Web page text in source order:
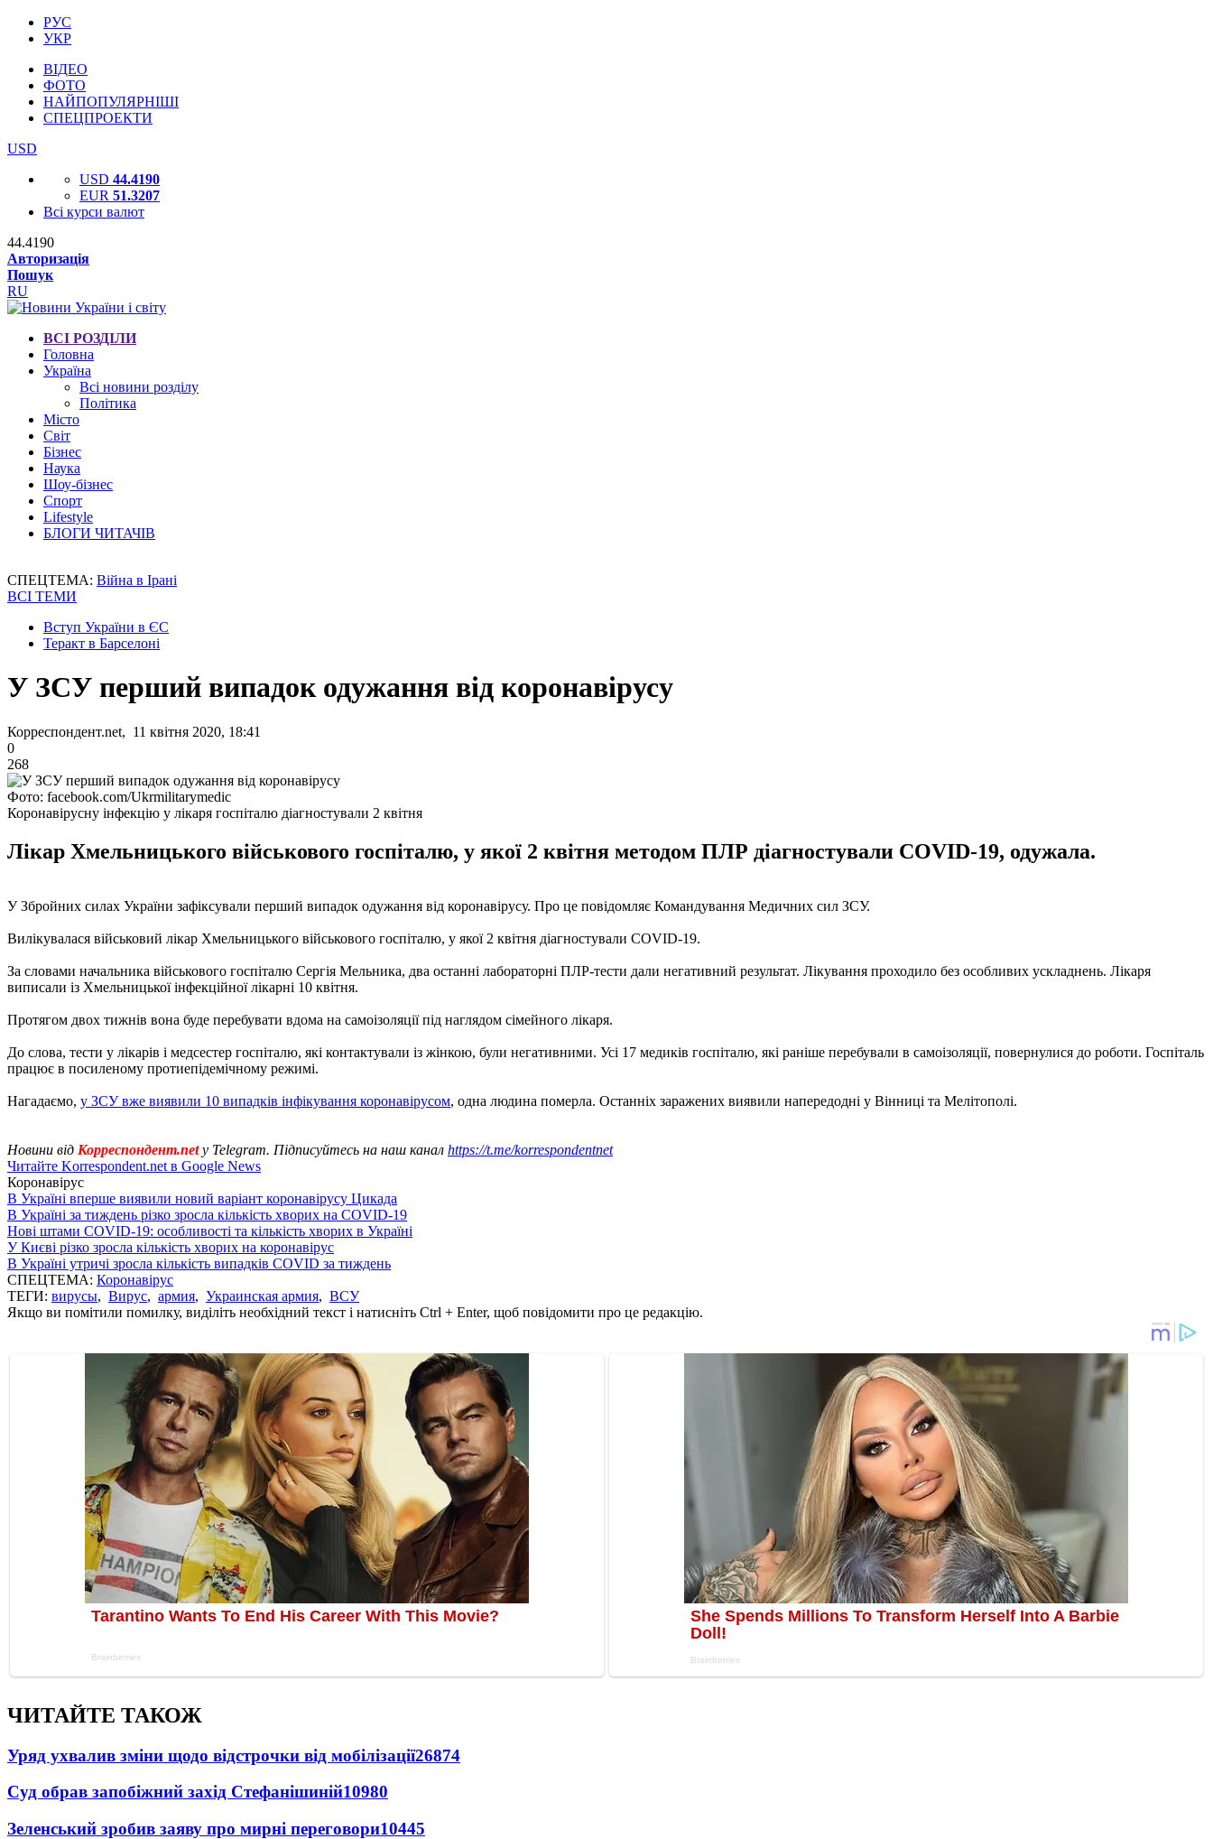
РУС
УКР
ВІДЕО
ФОТО
НАЙПОПУЛЯРНІШІ
СПЕЦПРОЕКТИ
USD
USD 44.4190
EUR 51.3207
Всі курси валют
44.4190
Авторизація
Пошук
RU
ВСІ РОЗДІЛИ
Головна
Україна
Всі новини розділу
Політика
Місто
Світ
Бізнес
Наука
Шоу-бізнес
Спорт
Lifestyle
БЛОГИ ЧИТАЧІВ
СПЕЦТЕМА: Війна в Ірані
ВСІ ТЕМИ
Вступ України в ЄС
Теракт в Барселоні
У ЗСУ перший випадок одужання від коронавірусу
Корреспондент.net, 11 квітня 2020, 18:41
0
268
Фото: facebook.com/Ukrmilitarymedic
Коронавірусну інфекцію у лікаря госпіталю діагностували 2 квітня
Лікар Хмельницького військового госпіталю, у якої 2 квітня методом ПЛР діагностували COVID-19, одужала.
У Збройних силах України зафіксували перший випадок одужання від коронавірусу. Про це повідомляє Командування Медичних сил ЗСУ.
Вилікувалася військовий лікар Хмельницького військового госпіталю, у якої 2 квітня діагностували COVID-19.
За словами начальника військового госпіталю Сергія Мельника, два останні лабораторні ПЛР-тести дали негативний результат. Лікування проходило без особливих ускладнень. Лікаря
виписали із Хмельницької інфекційної лікарні 10 квітня.
Протягом двох тижнів вона буде перебувати вдома на самоізоляції під наглядом сімейного лікаря.
До слова, тести у лікарів і медсестер госпіталю, які контактували із жінкою, були негативними. Усі 17 медиків госпіталю, які раніше перебували в самоізоляції, повернулися до роботи. Госпіталь
працює в посиленому протиепідемічному режимі.
Нагадаємо, у ЗСУ вже виявили 10 випадків інфікування коронавірусом, одна людина померла. Останніх заражених виявили напередодні у Вінниці та Мелітополі.
Новини від Корреспондент.netу Telegram. Підписуйтесь на наш канал https://t.me/korrespondentnet
Читайте Korrespondent.net в Google News
Коронавірус
В Україні вперше виявили новий варіант коронавірусу Цикада
В Україні за тиждень різко зросла кількість хворих на COVID-19
Нові штами COVID-19: особливості та кількість хворих в Україні
У Києві різко зросла кількість хворих на коронавірус
В Україні утричі зросла кількість випадків COVID за тиждень
СПЕЦТЕМА: Коронавірус
ТЕГИ: вирусы, Вирус, армия, Украинская армия, ВСУ
Якщо ви помітили помилку, виділіть необхідний текст і натисніть Ctrl + Enter, щоб повідомити про це редакцію.
ЧИТАЙТЕ ТАКОЖ
Уряд ухвалив зміни щодо відстрочки від мобілізації26874
Суд обрав запобіжний захід Стефанішиній10980
Зеленський зробив заяву про мирні переговори10445